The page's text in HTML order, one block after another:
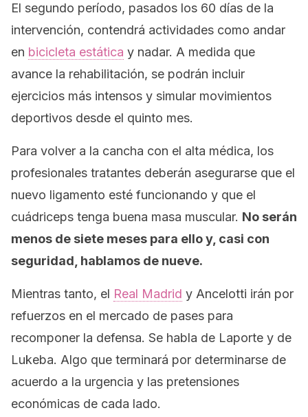
El segundo período, pasados los 60 días de la
intervención, contendrá actividades como andar
en bicicleta estática y nadar. A medida que
avance la rehabilitación, se podrán incluir
ejercicios más intensos y simular movimientos
deportivos desde el quinto mes.
Para volver a la cancha con el alta médica, los
profesionales tratantes deberán asegurarse que el
nuevo ligamento esté funcionando y que el
cuádriceps tenga buena masa muscular. No serán
menos de siete meses para ello y, casi con
seguridad, hablamos de nueve.
Mientras tanto, el Real Madrid y Ancelotti irán por
refuerzos en el mercado de pases para
recomponer la defensa. Se habla de Laporte y de
Lukeba. Algo que terminará por determinarse de
acuerdo a la urgencia y las pretensiones
económicas de cada lado.